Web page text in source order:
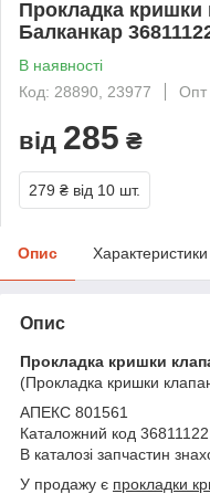
Прокладка кришки
Балканкар
В наявності
Код: 28890, 23977
Опт
від 285 ₴
279 ₴ від 10 шт.
Опис Характеристики
Опис
Прокладка кришки
(Прокладка кришки
АПЕКС 801561
Каталожний код
В каталозі запчастин
У продажу є прокладки